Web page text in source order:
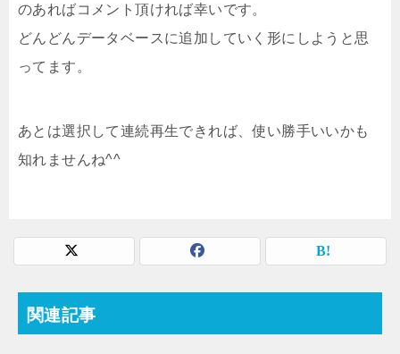
のあればコメント頂ければ幸いです。
どんどんデータベースに追加していく形にしようと思
ってます。
あとは選択して連続再生できれば、使い勝手いいかも
知れませんね^^
関連記事